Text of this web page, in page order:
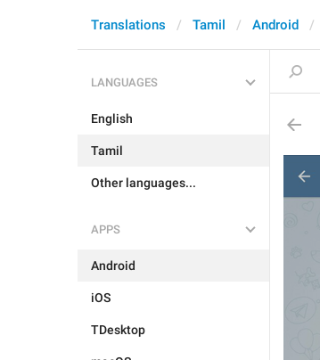
Translations Tamil Android
LANGUAGES
English
Tamil
Other languages...
APPS
Android
iOS
TDesktop